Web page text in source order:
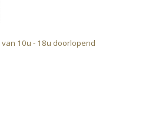
10u - 18u doorlopend